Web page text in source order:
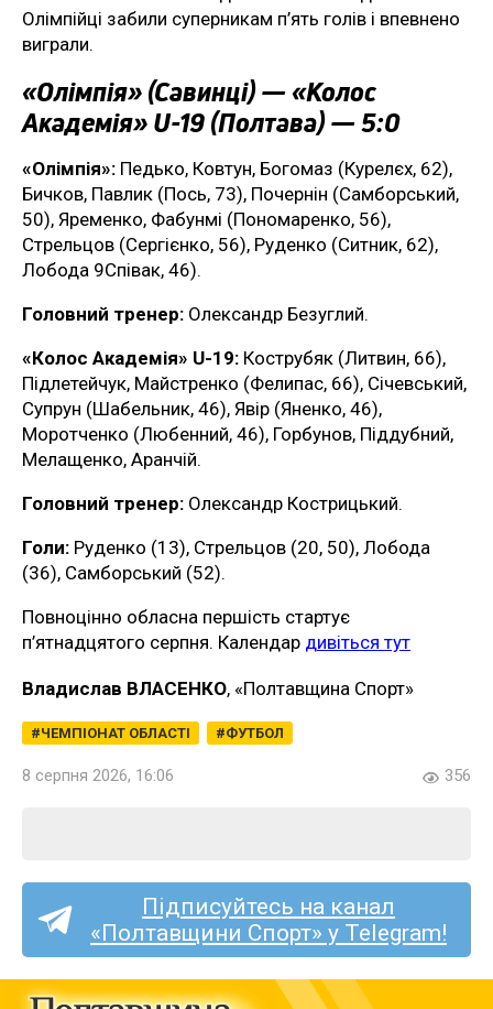
Олімпійці забили суперникам п’ять голів і впевнено
виграли.
«Олімпія» (Савинці) — «Колос
Академія» U-19 (Полтава) — 5:0
«Олімпія»: Педько, Ковтун, Богомаз (Курелєх, 62),
Бичков, Павлик (Пось, 73), Почернін (Самборський,
50), Яременко, Фабунмі (Пономаренко, 56),
Стрельцов (Сергієнко, 56), Руденко (Ситник, 62),
Лобода 9Співак, 46).
Головний тренер: Олександр Безуглий.
«Колос Академія» U-19: Кострубяк (Литвин, 66),
Підлетейчук, Майстренко (Фелипас, 66), Січевський,
Супрун (Шабельник, 46), Явір (Яненко, 46),
Моротченко (Любенний, 46), Горбунов, Піддубний,
Мелащенко, Аранчій.
Головний тренер: Олександр Кострицький.
Голи: Руденко (13), Стрельцов (20, 50), Лобода
(36), Самборський (52).
Повноцінно обласна першість стартує
п’ятнадцятого серпня. Календар дивіться тут
Владислав ВЛАСЕНКО, «Полтавщина Спорт»
ЧЕМПІОНАТ ОБЛАСТІ ФУТБОЛ
8 серпня 2026, 16:06 356
Підписуйтесь на канал
«Полтавщини Спорт» у Telegram!